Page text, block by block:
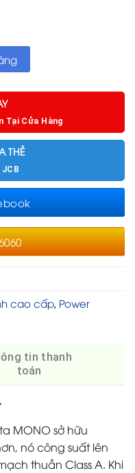
Tại Cửa Hàng
THẺ
cao cấp, Power
tin thanh
toán
MONO sở hữu
nó công suất lên
thuần Class A. Khi